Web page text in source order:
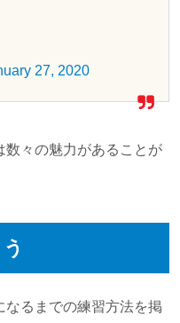
27, 2020
数々の魅力があることが
るまでの練習方法を掲